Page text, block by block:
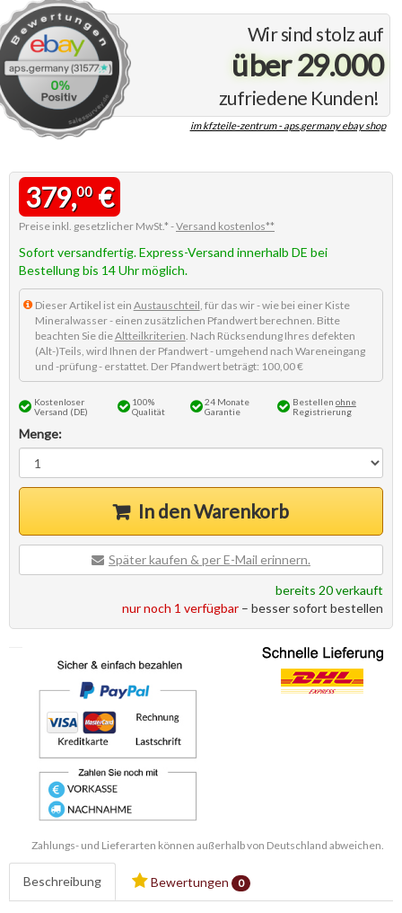
Wir sind stolz auf
über 29.000
zufriedene Kunden!
im kfzteile-zentrum - aps.germany ebay shop
379,00€
Preise inkl. gesetzlicher MwSt.* -Versand kostenlos**
Sofort versandfertig. Express-Versand innerhalb DE bei
Bestellung bis 14 Uhr möglich.
Dieser Artikel ist ein Austauschteil , für das wir - wie bei einer Kiste
Mineralwasser - einen zusätzlichen Pfandwert berechnen. Bitte
beachten Sie dieAltteilkriterien . Nach Rücksendung Ihres defekten
(Alt-)Teils, wird Ihnen der Pfandwert - umgehend nach Wareneingang
und -prüfung - erstattet. Der Pfandwert beträgt: 100,00 €
Kostenloser
Versand (DE)
100%
Qualität
24 Monate
Garantie
Bestellen ohne
Registrierung
Menge:
In den Warenkorb
Später kaufen & per E-Mail erinnern.
bereits 20 verkauft
nur noch 1 verfügbar – besser sofort bestellen
Zahlungs- und Lieferarten können außerhalb von Deutschland abweichen.
Beschreibung Bewertungen 0